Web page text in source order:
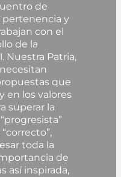
de
pertenencia y
con el
de la
Nuestra Patria,
que
en los valores
superar la
toda la
de
así inspirada,